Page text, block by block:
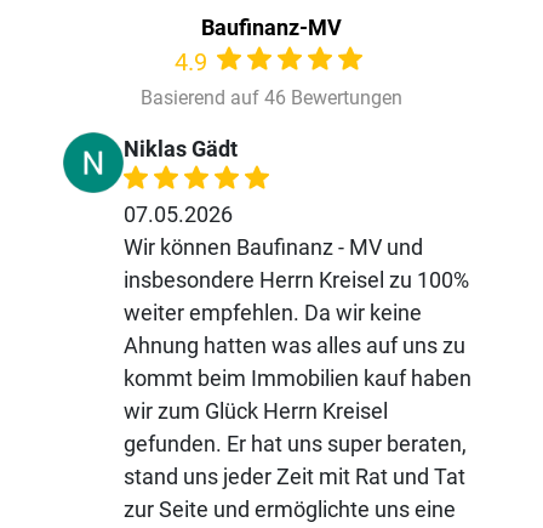
Baufinanz-MV
4.9
Basierend auf 46 Bewertungen
Niklas Gädt
07.05.2026
Wir können Baufinanz - MV und
insbesondere Herrn Kreisel zu 100%
weiter empfehlen. Da wir keine
Ahnung hatten was alles auf uns zu
kommt beim Immobilien kauf haben
wir zum Glück Herrn Kreisel
gefunden. Er hat uns super beraten,
stand uns jeder Zeit mit Rat und Tat
zur Seite und ermöglichte uns eine